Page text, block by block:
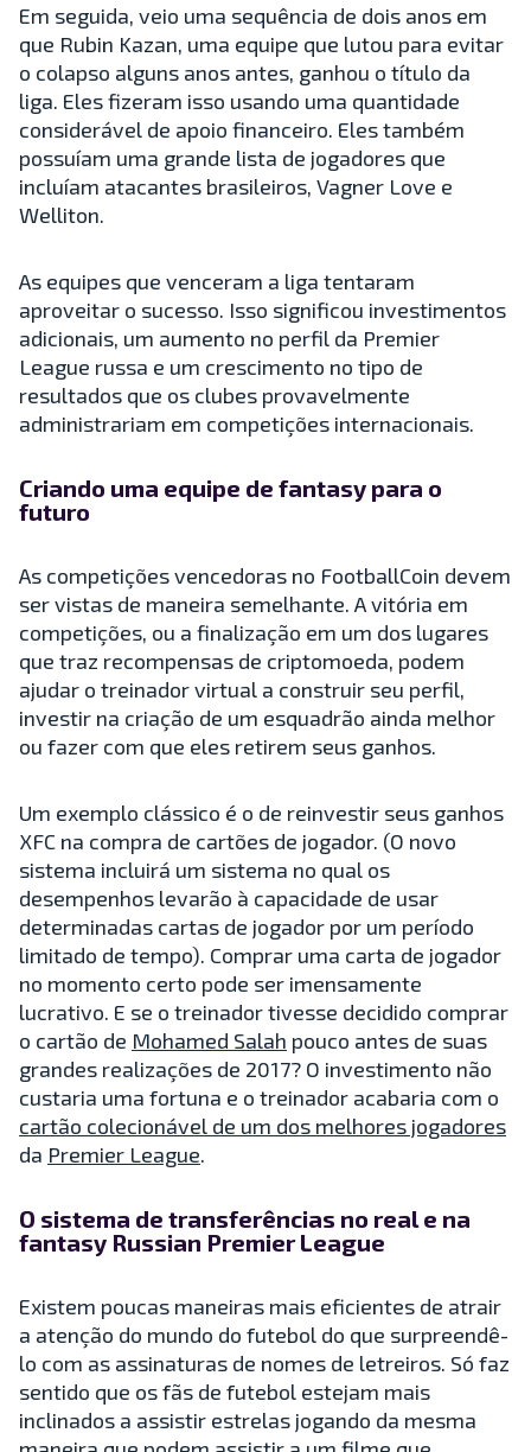
Em seguida, veio uma sequência de dois anos em
que Rubin Kazan, uma equipe que lutou para evitar
o colapso alguns anos antes, ganhou o título da
liga. Eles fizeram isso usando uma quantidade
considerável de apoio financeiro. Eles também
possuíam uma grande lista de jogadores que
incluíam atacantes brasileiros, Vagner Love e
Welliton.
As equipes que venceram a liga tentaram
aproveitar o sucesso. Isso significou investimentos
adicionais, um aumento no perfil da Premier
League russa e um crescimento no tipo de
resultados que os clubes provavelmente
administrariam em competições internacionais.
Criando uma equipe de fantasy para o
futuro
As competições vencedoras no FootballCoin devem
ser vistas de maneira semelhante. A vitória em
competições, ou a finalização em um dos lugares
que traz recompensas de criptomoeda, podem
ajudar o treinador virtual a construir seu perfil,
investir na criação de um esquadrão ainda melhor
ou fazer com que eles retirem seus ganhos.
Um exemplo clássico é o de reinvestir seus ganhos
XFC na compra de cartões de jogador. (O novo
sistema incluirá um sistema no qual os
desempenhos levarão à capacidade de usar
determinadas cartas de jogador por um período
limitado de tempo). Comprar uma carta de jogador
no momento certo pode ser imensamente
lucrativo. E se o treinador tivesse decidido comprar
o cartão de Mohamed Salah pouco antes de suas
grandes realizações de 2017? O investimento não
custaria uma fortuna e o treinador acabaria com o
cartão colecionável de um dos melhores jogadores
da Premier League.
O sistema de transferências no real e na
fantasy Russian Premier League
Existem poucas maneiras mais eficientes de atrair
a atenção do mundo do futebol do que surpreendê-
lo com as assinaturas de nomes de letreiros. Só faz
sentido que os fãs de futebol estejam mais
inclinados a assistir estrelas jogando da mesma